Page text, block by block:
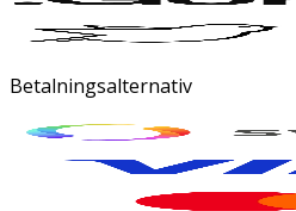
Betalningsalternativ